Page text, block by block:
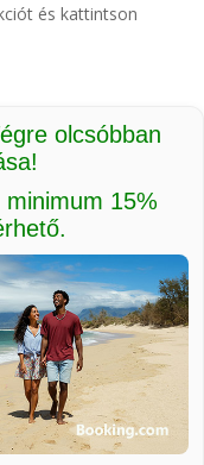
és kattintson
olcsóbban
15%